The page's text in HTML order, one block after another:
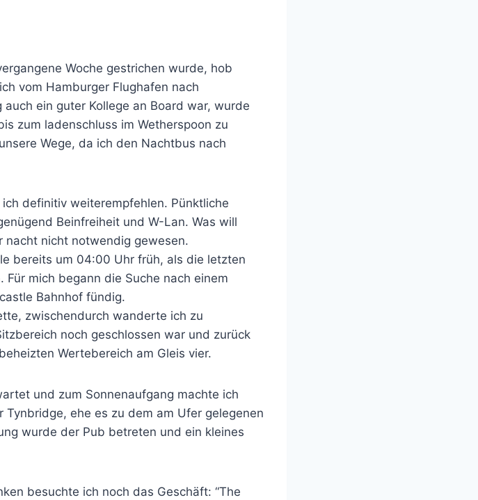
Woche gestrichen wurde, hob
vom Hamburger Flughafen nach
ein guter Kollege an Board war, wurde
zum ladenschluss im Wetherspoon zu
Wege, da ich den Nachtbus nach
definitiv weiterempfehlen. Pünktliche
Beinfreiheit und W-Lan. Was will
nacht nicht notwendig gewesen.
bereits um 04:00 Uhr früh, als die letzten
mich begann die Suche nach einem
Bahnhof fündig.
zwischendurch wanderte ich zu
noch geschlossen war und zurück
Wertebereich am Gleis vier.
und zum Sonnenaufgang machte ich
ehe es zu dem am Ufer gelegenen
wurde der Pub betreten und ein kleines
besuchte ich noch das Geschäft: “The